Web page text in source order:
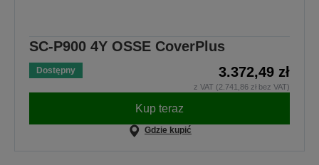
SC-P900 4Y OSSE CoverPlus
Dostępny 3.372,49 zł
z VAT (2.741,86 zł bez VAT)
Kup teraz
Gdzie kupić